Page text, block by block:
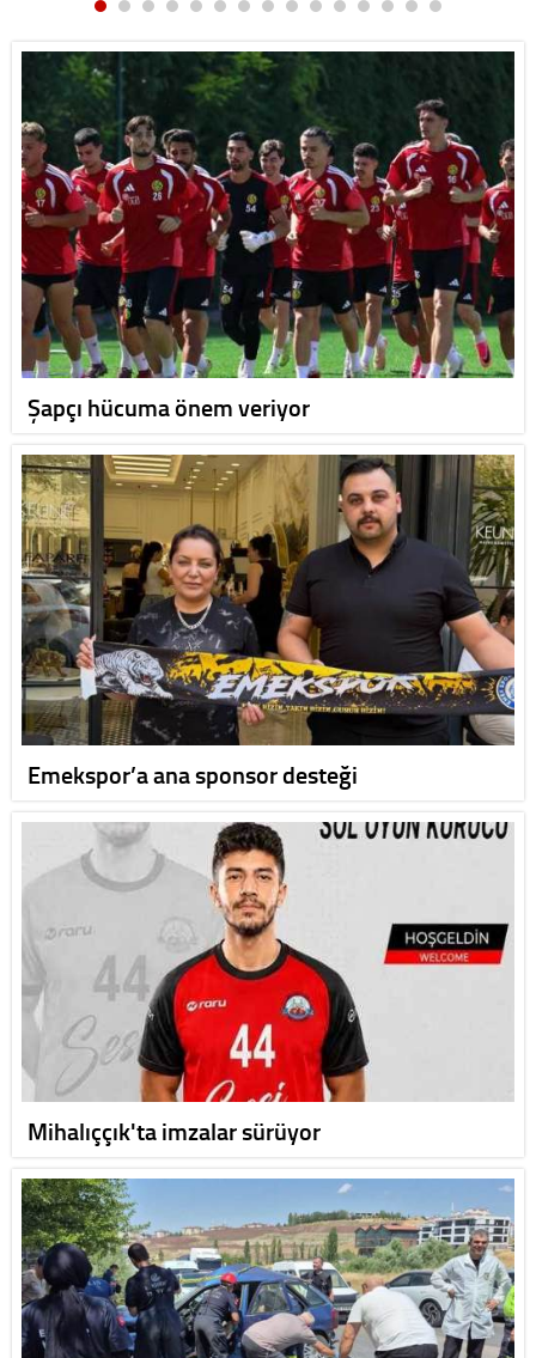
Şapçı hücuma önem veriyor
Emekspor’a ana sponsor desteği
Mihalıççık'ta imzalar sürüyor